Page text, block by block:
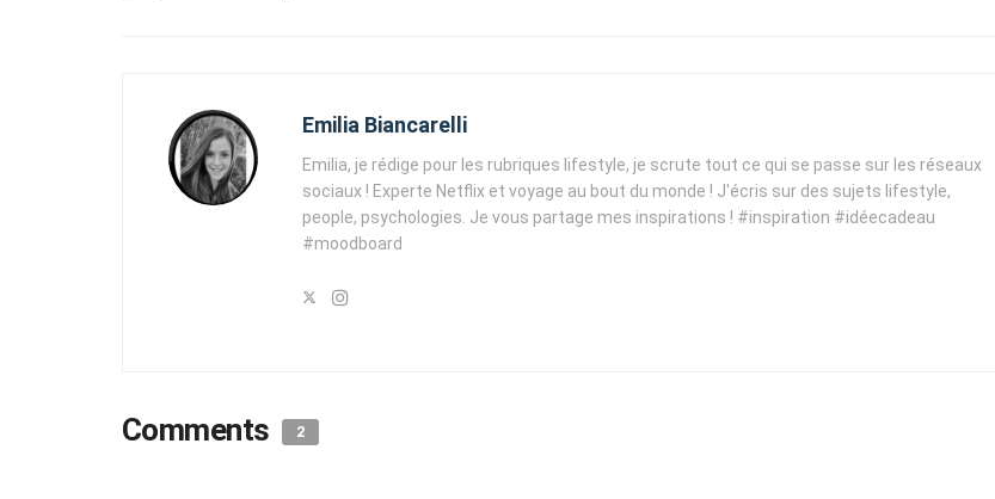
Emilia Biancarelli
Emilia, je rédige pour les rubriques lifestyle, je scrute tout ce qui se passe sur les réseaux
sociaux ! Experte Netflix et voyage au bout du monde ! J'écris sur des sujets lifestyle,
people, psychologies. Je vous partage mes inspirations ! #inspiration #idéecadeau
#moodboard
Comments 2